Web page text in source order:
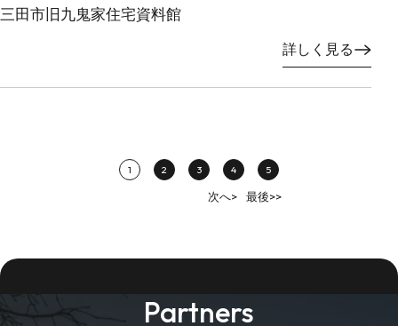
三田市旧九鬼家住宅資料館
詳しく見る
1 2 3 4 5
次へ> 最後>>
Partners